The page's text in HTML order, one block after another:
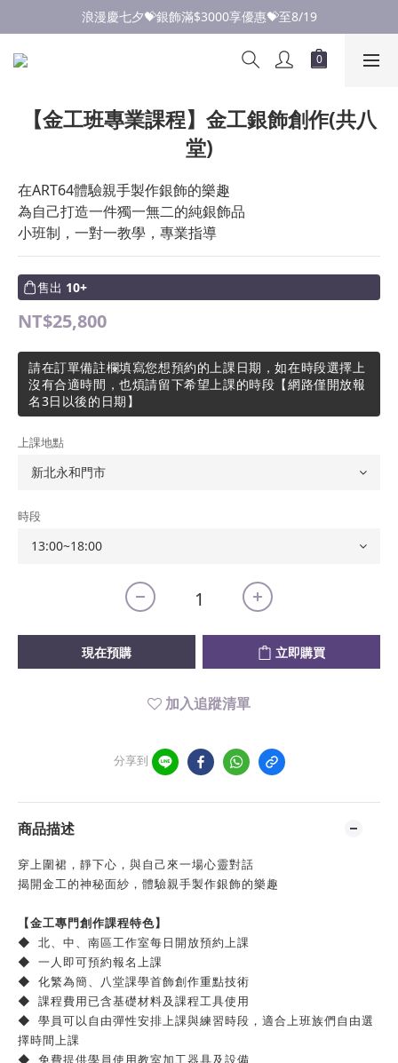
點此加入LINE✅好友領取首購優惠券
浪漫慶七夕💝銀飾滿$3000享優惠💝至8/19
點此加入LINE✅好友領取首購優惠券
【金工班專業課程】金工銀飾創作(共八
堂)
在ART64體驗親手製作銀飾的樂趣
為自己打造一件獨一無二的純銀飾品
小班制，一對一教學，專業指導
售出 10+
NT$25,800
請在訂單備註欄填寫您想預約的上課日期，如在時段選擇上
沒有合適時間，也煩請留下希望上課的時段【網路僅開放報
名3日以後的日期】
上課地點
時段
現在預購 立即購買
加入追蹤清單
分享到
商品描述
穿上圍裙，靜下心，與自己來一場心靈對話
揭開金工的神秘面紗，體驗親手製作銀飾的樂趣
【金工專門創作課程特色】
◆ 北、中、南區工作室每日開放預約上課
◆ 一人即可預約報名上課
◆ 化繁為簡、八堂課學首飾創作重點技術
◆ 課程費用已含基礎材料及課程工具使用
◆ 學員可以自由彈性安排上課與練習時段，適合上班族們自由選
擇時間上課
◆ 免費提供學員使用教室加工器具及設備